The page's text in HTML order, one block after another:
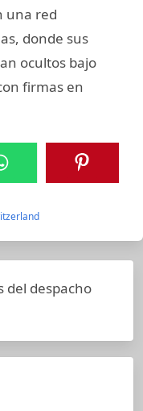
una red
donde sus
ocultos bajo
firmas en
del despacho